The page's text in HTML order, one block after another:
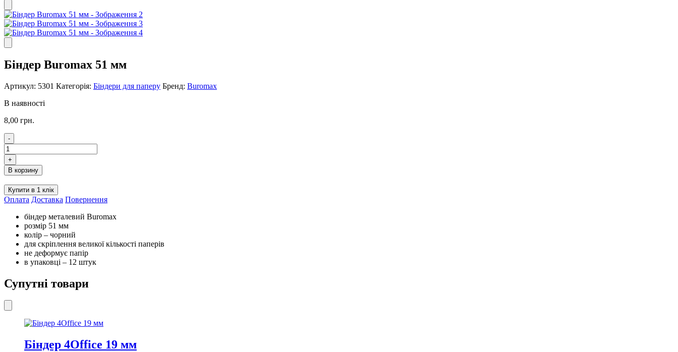
Біндер Buromax 51 мм
Артикул: 5301 Категорія: Біндери для паперу Бренд: Buromax
В наявності
8,00 грн.
-
Біндер
Buromax
51
мм
кількість
+
В корзину
Купити в 1 клік
Оплата Доставка Повернення
біндер металевий Buromax
розмір 51 мм
колір – чорний
для скріплення великої кількості паперів
не деформує папір
в упаковці – 12 штук
Супутні товари
Біндер 4Office 19 мм